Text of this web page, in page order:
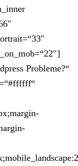
Probleme?“